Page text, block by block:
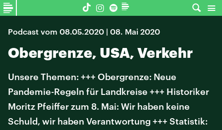
Podcast vom 08.05.2020 | 08. Mai 2020
Obergrenze, USA, Verkehr
Unsere Themen: +++ Obergrenze: Neue
Pandemie-Regeln für Landkreise +++ Historiker
Moritz Pfeiffer zum 8. Mai: Wir haben keine
Schuld, wir haben Verantwortung +++ Statistik: